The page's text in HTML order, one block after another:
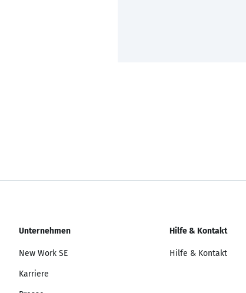
Unternehmen
New Work SE
Karriere
Hilfe & Kontakt
Hilfe & Kontakt